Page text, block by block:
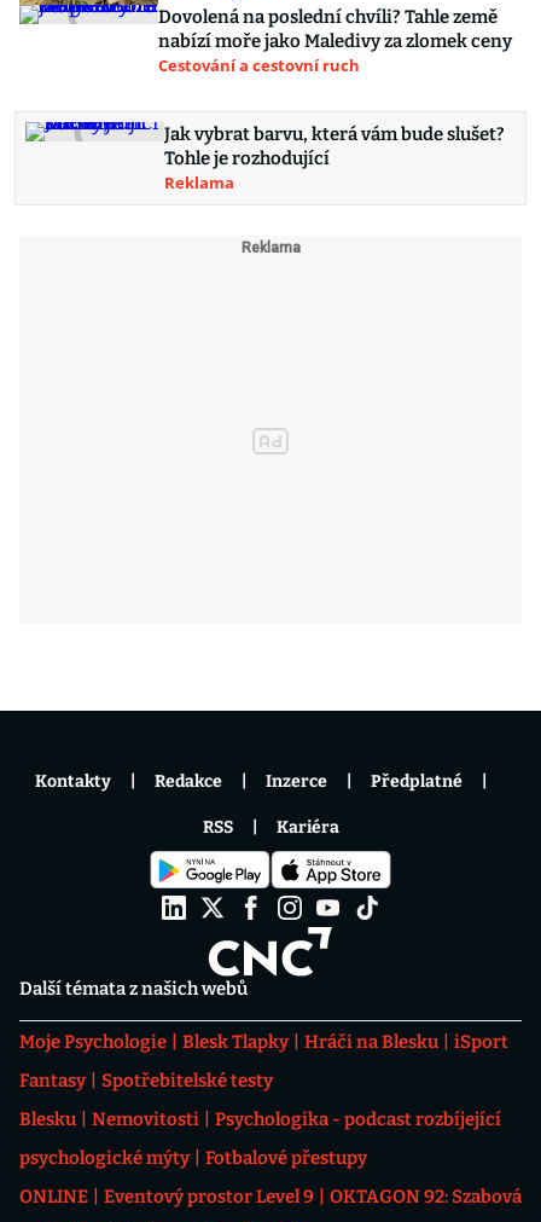
Dovolená na poslední chvíli? Tahle země
nabízí moře jako Maledivy za zlomek ceny
Cestování a cestovní ruch
Jak vybrat barvu, která vám bude slušet?
Tohle je rozhodující
Reklama
Další témata z našich webů
Moje Psychologie Blesk Tlapky Hráči na Blesku
iSport
Fantasy
Spotřebitelské testy
Blesku
Nemovitosti
Psychologika - podcast rozbíjející
psychologické mýty
Fotbalové přestupy
ONLINE
Eventový prostor Level 9
OKTAGON 92: Szabová
Kontakty Redakce Inzerce Předplatné
RSS Kariéra